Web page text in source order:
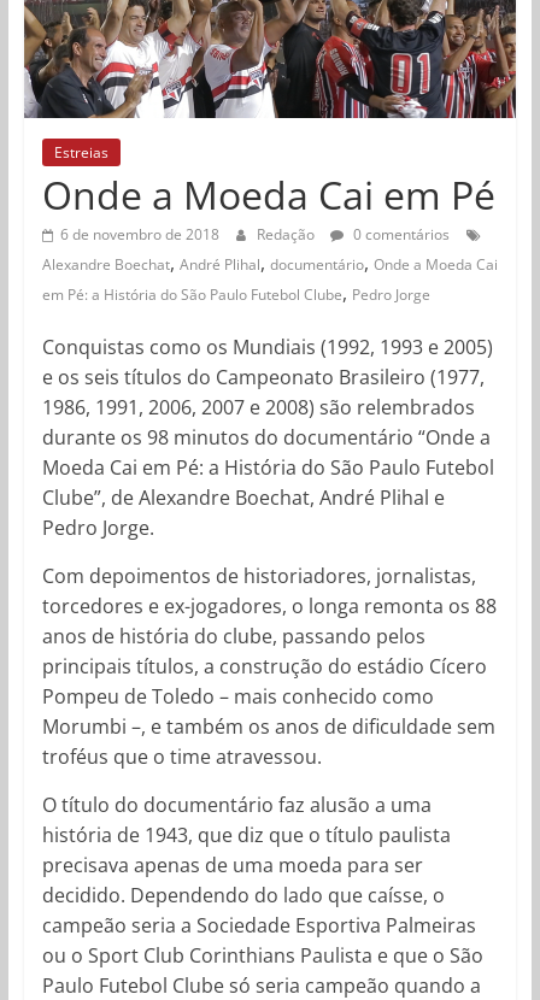
Estreias
Onde a Moeda Cai em Pé
6 de novembro de 2018 Redação
0 comentários
Alexandre Boechat, André Plihal, documentário, Onde a Moeda Cai
em Pé: a História do São Paulo Futebol Clube, Pedro Jorge
Conquistas como os Mundiais (1992, 1993 e 2005)
e os seis títulos do Campeonato Brasileiro (1977,
1986, 1991, 2006, 2007 e 2008) são relembrados
durante os 98 minutos do documentário “Onde a
Moeda Cai em Pé: a História do São Paulo Futebol
Clube”, de Alexandre Boechat, André Plihal e
Pedro Jorge.
Com depoimentos de historiadores, jornalistas,
torcedores e ex-jogadores, o longa remonta os 88
anos de história do clube, passando pelos
principais títulos, a construção do estádio Cícero
Pompeu de Toledo – mais conhecido como
Morumbi –, e também os anos de dificuldade sem
troféus que o time atravessou.
O título do documentário faz alusão a uma
história de 1943, que diz que o título paulista
precisava apenas de uma moeda para ser
decidido. Dependendo do lado que caísse, o
campeão seria a Sociedade Esportiva Palmeiras
ou o Sport Club Corinthians Paulista e que o São
Paulo Futebol Clube só seria campeão quando a